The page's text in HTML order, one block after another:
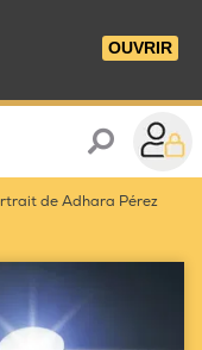
OUVRIR
de Adhara Pérez